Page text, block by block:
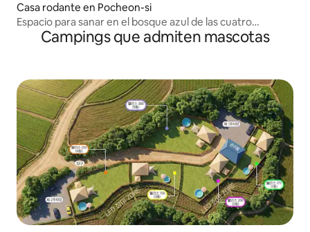
Casa rodante en Pocheon-si
Espacio para sanar en el bosque azul de las cuatro
estaciones Estrella Caravan Late Check-out 3
Campings que admiten mascotas